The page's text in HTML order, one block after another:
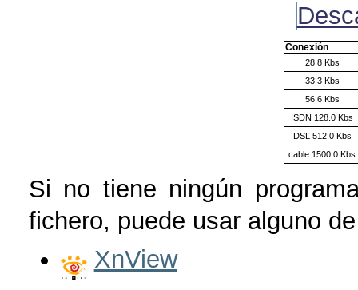
Conexión
28.8 Kbs
33.3 Kbs
56.6 Kbs
ISDN 128.0 Kbs
DSL 512.0 Kbs
cable 1500.0 Kbs
Si no tiene ningún
fichero, puede usar alguno
XnView